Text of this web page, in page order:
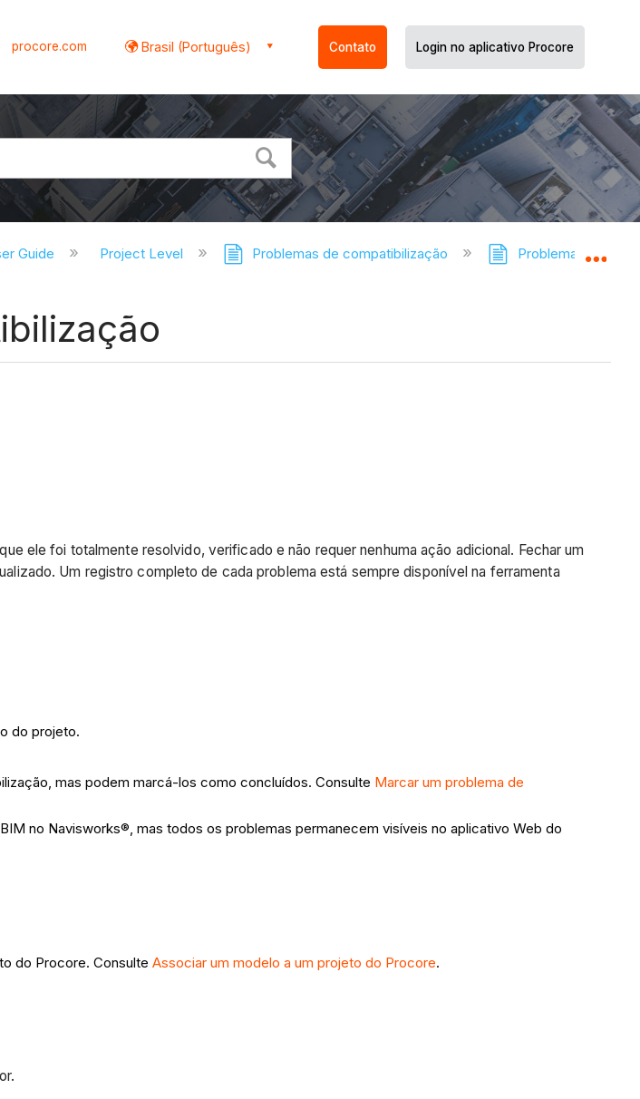
procore.com Brasil (Português) Contato Login no aplicativo Procore
Guide Project Level Problemas de compatibilização Problemas de
ele foi totalmente resolvido, verificado e não requer nenhuma ação adicional. Fechar um
Um registro completo de cada problema está sempre disponível na ferramenta
do projeto.
mas podem marcá-los como concluídos. Consulte Marcar um problema de
no Navisworks®, mas todos os problemas permanecem visíveis no aplicativo Web do
do Procore. Consulte Associar um modelo a um projeto do Procore.